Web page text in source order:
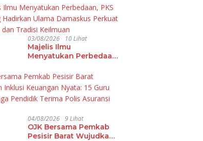
Perkuat Pembinaan
Talenta Futsal Pelajar di
40 Kota
03/08/2026 10 Lihat
Majelis Ilmu
Menyatukan Perbedaan,
Ulama Damaskus
Perkuat Ukhuwah dan
Tradisi Keilmuan
04/08/2026 9 Lihat
OJK Bersama Pemkab
Pesisir Barat Wujudkan